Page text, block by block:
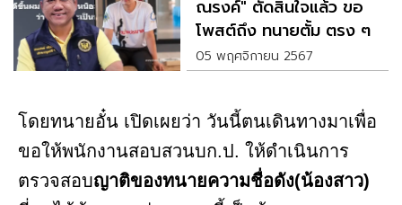
ณรงค์" ตัดสินใจแล้ว ขอ
โพสต์ถึง ทนายตั้ม ตรง ๆ
05 พฤศจิกายน 2567
โดยทนายอั๋น เปิดเผยว่า วันนี้ตนเดินทางมาเพื่อ
ขอให้พนักงานสอบสวนบก.ป. ให้ดำเนินการ
ตรวจสอบญาติของทนายความชื่อดัง(น้องสาว)